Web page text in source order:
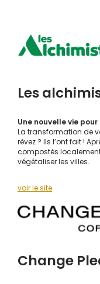
Les
Une nouvelle vie
La transformation de
rêvez ? Ils l’ont fait !
compostés
végétaliser les villes.
voir le site
Change